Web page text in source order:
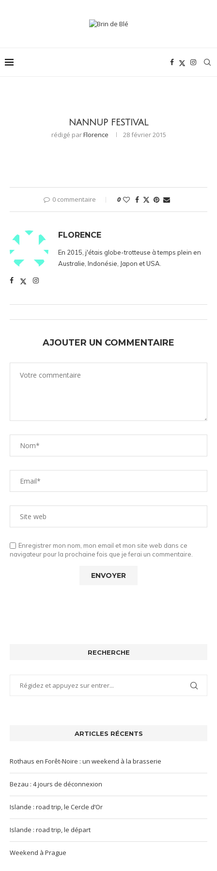
NANNUP FESTIVAL
rédigé parFlorence 28 février 2015
0 commentaire 0
FLORENCE
En 2015, j'étais globe-trotteuse à temps plein en
Australie, Indonésie, Japon et USA.
AJOUTER UN COMMENTAIRE
Enregistrer mon nom, mon email et mon site web dans ce
navigateur pour la prochaine fois que je ferai un commentaire.
RECHERCHE
ARTICLES RÉCENTS
Rothaus en Forêt-Noire : un weekend à la brasserie
Bezau : 4 jours de déconnexion
Islande : road trip, le Cercle d’Or
Islande : road trip, le départ
Weekend à Prague